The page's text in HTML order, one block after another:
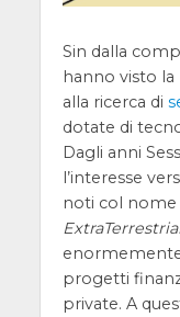
Sin dalla
hanno visto
alla ricerca di
dotate di
Dagli anni
l’interesse
noti col
progetti
private. A